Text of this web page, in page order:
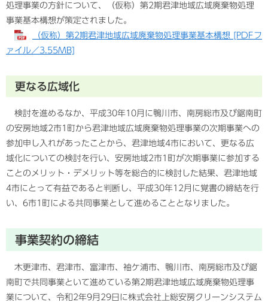
処理事業の方針について、（仮称）第2期君津地域広域廃棄物処理
事業基本構想が策定されました。
（仮称）第2期君津地域広域廃棄物処理事業基本構想 [PDFフ
ァイル／3.55MB]
更なる広域化
検討を進めるなか、平成30年10月に鴨川市、南房総市及び鋸南町
の安房地域2市1町から君津地域広域廃棄物処理事業の次期事業への
参加申し入れがあったことから、君津地域4市において、更なる広
域化についての検討を行い、安房地域2市1町が次期事業に参加する
ことのメリット・デメリット等を総合的に検討した結果、君津地域
4市にとって有益であると判断し、平成30年12月に覚書の締結を行
い、6市1町による共同事業として進めることとなりました。
事業契約の締結
木更津市、君津市、富津市、袖ケ浦市、鴨川市、南房総市及び鋸
南町で共同事業といて進めている第2期君津地域広域廃棄物処理事
業について、令和2年9月29日に株式会社上総安房クリーンシステム